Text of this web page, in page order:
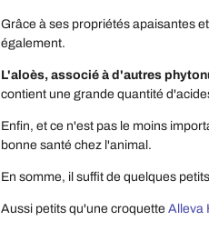
Grâce à ses propriétés apaisantes
également.
L'aloès, associé à d'autres
contient une grande quantité
Enfin, et ce n'est pas le moins
bonne santé chez l'animal.
En somme, il suffit de quelques
Aussi petits qu'une croquette Alleva